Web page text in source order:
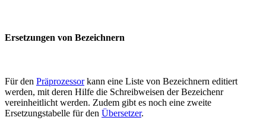
Ersetzungen von Bezeichnern
Für den Präprozessorkann eine Liste von Bezeichnern editiert
werden, mit deren Hilfe die Schreibweisen der Bezeichenr
vereinheitlicht werden. Zudem gibt es noch eine zweite
Ersetzungstabelle für den Übersetzer.